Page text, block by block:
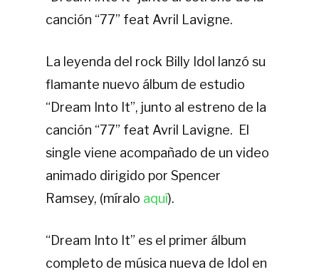
canción “77” feat Avril Lavigne.
La leyenda del rock Billy Idol lanzó su
flamante nuevo álbum de estudio
“Dream Into It”, junto al estreno de la
canción “77” feat Avril Lavigne. El
single viene acompañado de un video
animado dirigido por Spencer
Ramsey, (míralo aquí).
“Dream Into It” es el primer álbum
completo de música nueva de Idol en